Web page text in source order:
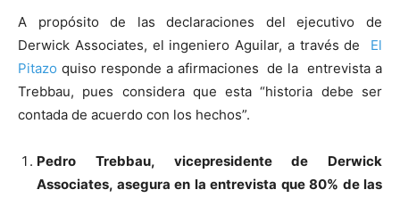
A propósito de las declaraciones del ejecutivo de
Derwick Associates, el ingeniero Aguilar, a través de El
Pitazo quiso responde a afirmaciones de la entrevista a
Trebbau, pues considera que esta “historia debe ser
contada de acuerdo con los hechos”.
Pedro Trebbau, vicepresidente de Derwick
Associates, asegura en la entrevista que 80% de las